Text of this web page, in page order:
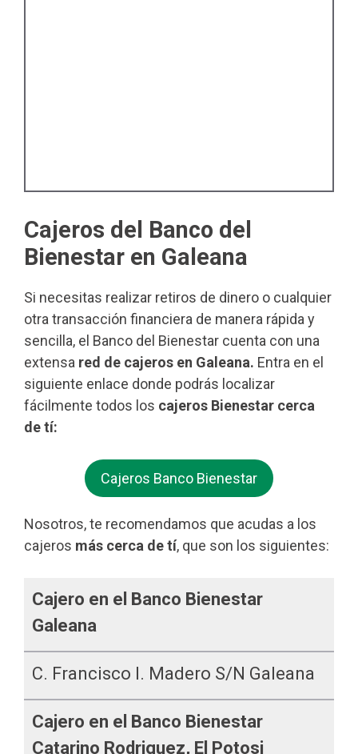
Cajeros del Banco del
Bienestar en Galeana
Si necesitas realizar retiros de dinero o cualquier
otra transacción financiera de manera rápida y
sencilla, el Banco del Bienestar cuenta con una
extensa red de cajeros en Galeana. Entra en el
siguiente enlace donde podrás localizar
fácilmente todos los cajeros Bienestar cerca
de tí:
Cajeros Banco Bienestar
Nosotros, te recomendamos que acudas a los
cajeros más cerca de tí, que son los siguientes:
Cajero en el Banco Bienestar
Galeana
C. Francisco I. Madero S/n Galeana
Cajero en el Banco Bienestar
Catarino Rodriguez, El Potosi